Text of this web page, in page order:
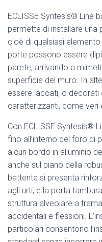
ECLISSE Syntesis® Line
permette di installare
cioè di qualsiasi
porte possono essere
parete, arrivando a
superficie del muro. In
essere laccati, o
caratterizzanti, come veri
Con ECLISSE Syntesis®
fino all’interno del foro di
alcun bordo in alluminio
anche sul piano della
battente si presenta
agli urti, e la porta
struttura alveolare a
accidentali e flessioni.
particolari consentono